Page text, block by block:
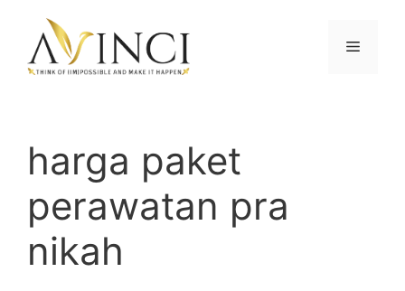
Menu
harga paket
perawatan pra
nikah